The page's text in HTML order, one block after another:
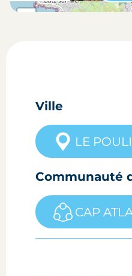
carte situation du bien
Ville
LE
Communauté
CAP